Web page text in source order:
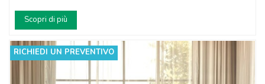
Scopri di più
RICHIEDI UN PREVENTIVO